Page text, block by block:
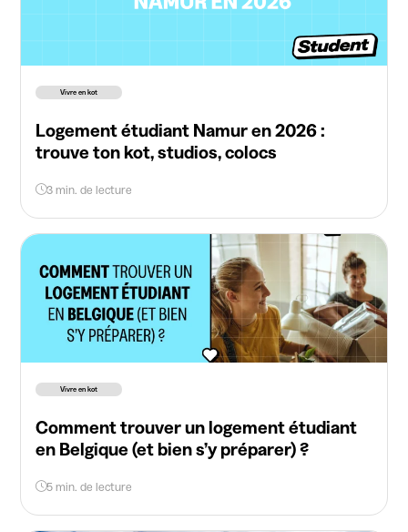
Vivre en kot
Logement étudiant Namur en 2026 :
trouve ton kot, studios, colocs
3 min. de lecture
Vivre en kot
Comment trouver un logement étudiant
en Belgique (et bien s’y préparer) ?
5 min. de lecture